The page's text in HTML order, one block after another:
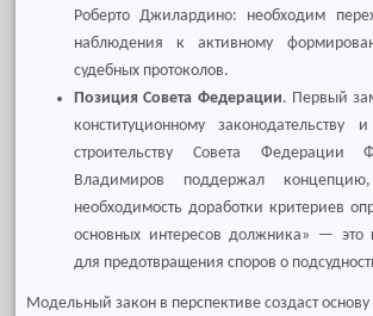
Роберто Джилардино: необходим
наблюдения к активному
судебных протоколов.
Позиция Совета Федерации. Первый
конституционному законодательству и
строительству Совета
Владимиров поддержал
необходимость доработки критериев
основных интересов должника» — это
для предотвращения споров о
Модельный закон в перспективе создаст основу